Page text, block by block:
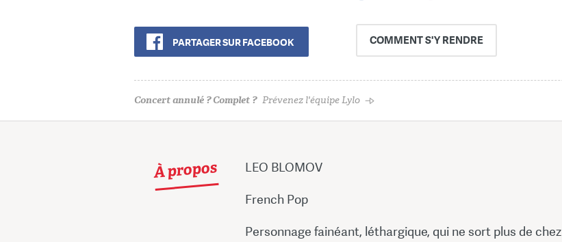
PARTAGER SUR FACEBOOK COMMENTS'Y RENDRE
Concert annulé ? Complet ? Prévenez l'équipe Lylo
À propos LEO BLOMOV
French Pop
Personnage fainéant, léthargique, qui ne sort plus de chez